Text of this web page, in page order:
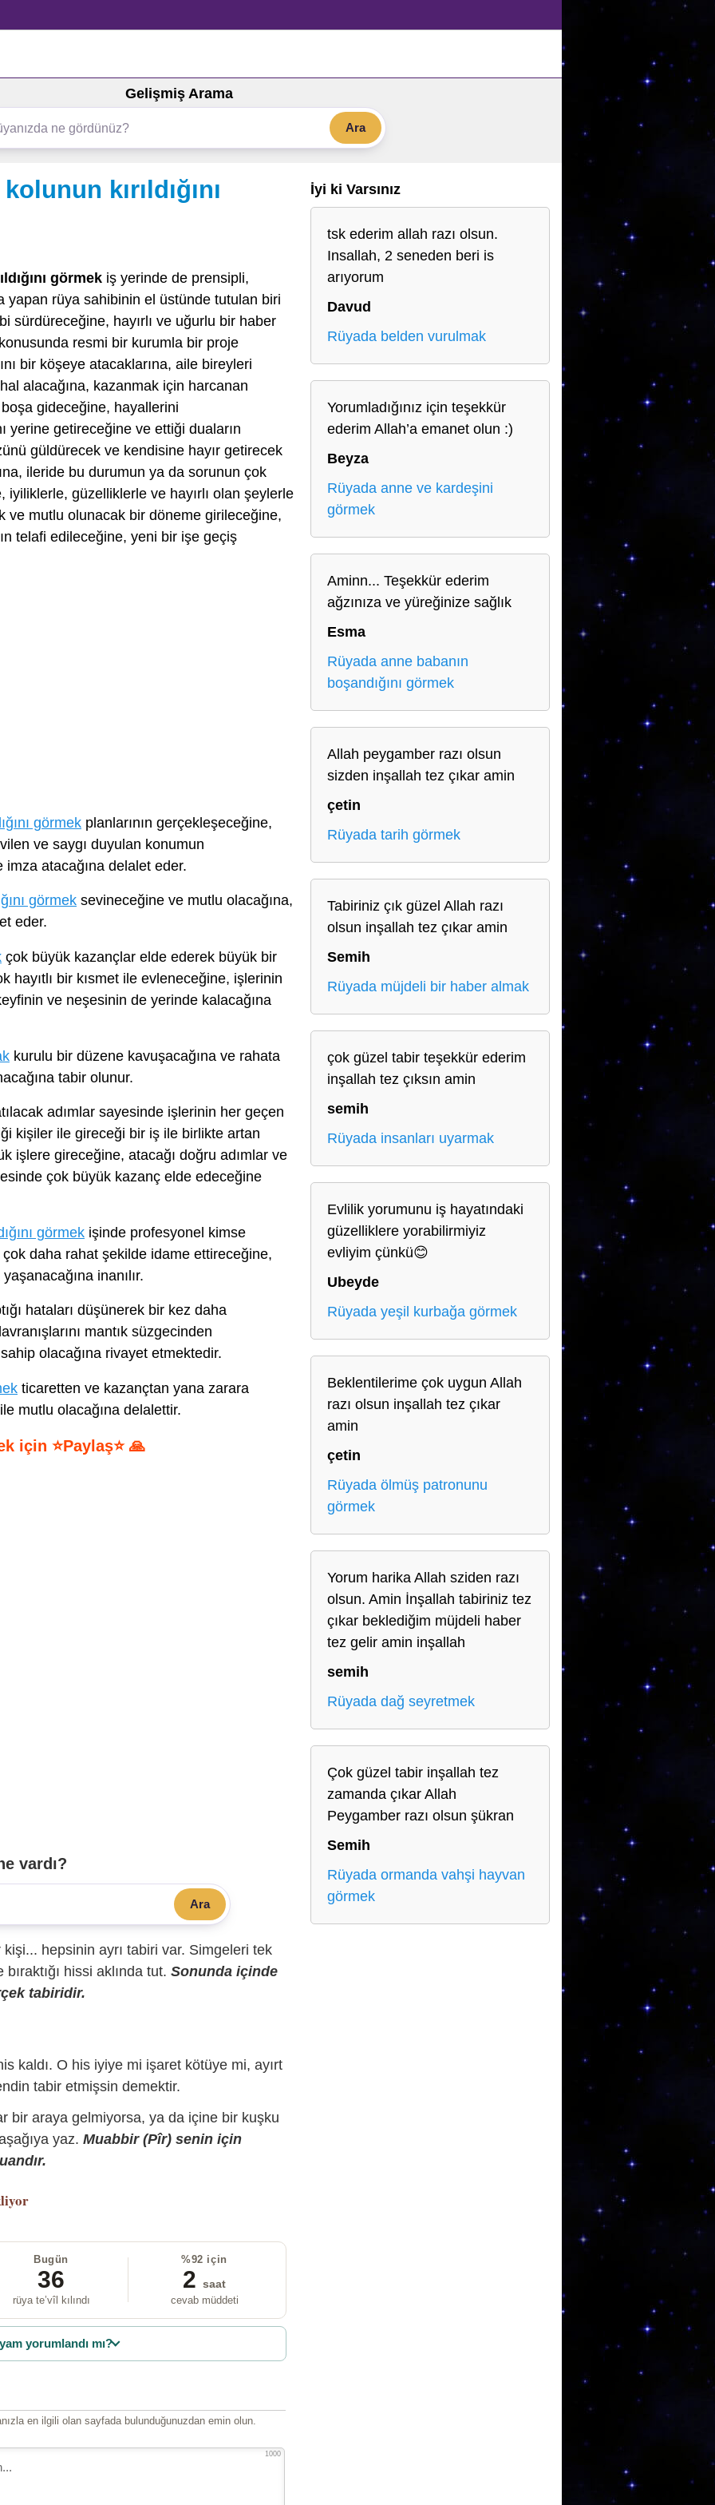
Gelişmiş Arama
Ara
kırıldığını
görmek iş yerinde de prensipli,
yapan rüya sahibinin el üstünde tutulan biri
sürdüreceğine, hayırlı ve uğurlu bir haber
resmi bir kurumla bir proje
bir köşeye atacaklarına, aile bireyleri
alacağına, kazanmak için harcanan
gideceğine, hayallerini
yerine getireceğine ve ettiği duaların
güldürecek ve kendisine hayır getirecek
ileride bu durumun ya da sorunun çok
güzelliklerle ve hayırlı olan şeylerle
ve mutlu olunacak bir döneme girileceğine,
telafi edileceğine, yeni bir işe geçiş
görmek planlarının gerçekleşeceğine,
ve saygı duyulan konumun
imza atacağına delalet eder.
görmek sevineceğine ve mutlu olacağına,
eder.
çok büyük kazançlar elde ederek büyük bir
hayıtlı bir kısmet ile evleneceğine, işlerinin
ve neşesinin de yerinde kalacağına
kurulu bir düzene kavuşacağına ve rahata
tabir olunur.
adımlar sayesinde işlerinin her geçen
kişiler ile gireceği bir iş ile birlikte artan
işlere gireceğine, atacağı doğru adımlar ve
çok büyük kazanç elde edeceğine
görmek işinde profesyonel kimse
çok daha rahat şekilde idame ettireceğine,
inanılır.
hataları düşünerek bir kez daha
mantık süzgecinden
olacağına rivayet etmektedir.
ticaretten ve kazançtan yana zarara
mutlu olacağına delalettir.
için ⭐Paylaş⭐ 🙏
vardı?
Ara
hepsinin ayrı tabiri var. Simgeleri tek
hissi aklında tut. Sonunda içinde
tabiridir.
kaldı. O his iyiye mi işaret kötüye mi, ayırt
tabir etmişsin demektir.
bir araya gelmiyorsa, ya da içine bir kuşku
yaz. Muabbir (Pîr) senin için
Bugün
36
rüya te’vîl kılındı
%92 için
2 saat
cevab müddeti
yorumlandı mı?
en ilgili olan sayfada bulunduğunuzdan emin olun.
1000
İyi ki Varsınız
tsk ederim allah razı olsun.
Insallah, 2 seneden beri is
arıyorum
Davud
Rüyada belden vurulmak
Yorumladığınız için teşekkür
ederim Allah’a emanet olun :)
Beyza
Rüyada anne ve kardeşini
görmek
Aminn... Teşekkür ederim
ağzınıza ve yüreğinize sağlık
Esma
Rüyada anne babanın
boşandığını görmek
Allah peygamber razı olsun
sizden inşallah tez çıkar amin
çetin
Rüyada tarih görmek
Tabiriniz çık güzel Allah razı
olsun inşallah tez çıkar amin
Semih
Rüyada müjdeli bir haber almak
çok güzel tabir teşekkür ederim
inşallah tez çıksın amin
semih
Rüyada insanları uyarmak
Evlilik yorumunu iş hayatındaki
güzelliklere yorabilirmiyiz
evliyim çünkü😊
Ubeyde
Rüyada yeşil kurbağa görmek
Beklentilerime çok uygun Allah
razı olsun inşallah tez çıkar
amin
çetin
Rüyada ölmüş patronunu
görmek
Yorum harika Allah sziden razı
olsun. Amin İnşallah tabiriniz tez
çıkar beklediğim müjdeli haber
tez gelir amin inşallah
semih
Rüyada dağ seyretmek
Çok güzel tabir inşallah tez
zamanda çıkar Allah
Peygamber razı olsun şükran
Semih
Rüyada ormanda vahşi hayvan
görmek